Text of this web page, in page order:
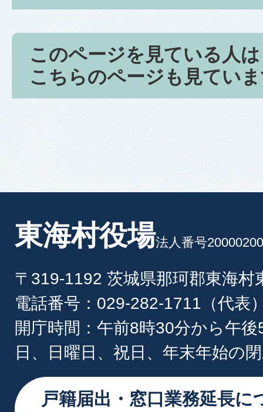
このページを見ている人は
こちらのページも見てい
東海村役場法人番号
〒319-1192 茨城県那珂郡東海村
電話番号：029-282-1711（代表
開庁時間：午前8時30分から午
日、日曜日、祝日、年末年始の
戸籍届出・窓口業務延長に